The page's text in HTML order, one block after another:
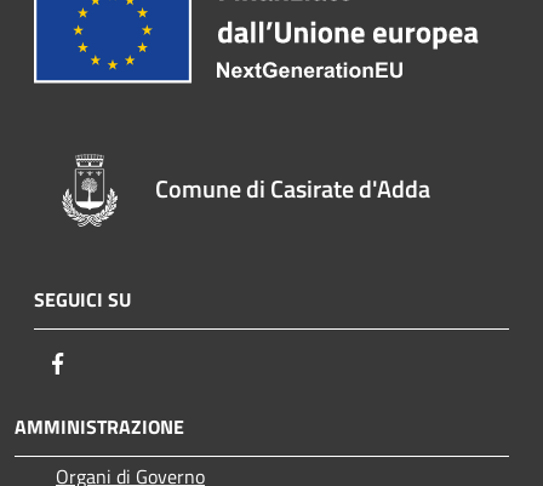
Comune di Casirate d'Adda
SEGUICI SU
AMMINISTRAZIONE
Organi di Governo